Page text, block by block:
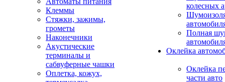
Клеммы
Стяжки, зажимы,
грометы
Наконечники
Акустические
терминалы и
сабвуферные чашки
Оплетка, кожух,
колесных
Полная
Оклейка
Оклейка
части авто